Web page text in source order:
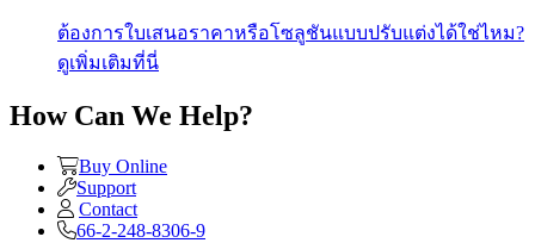
ต้องการใบเสนอราคาหรือโซลูชันแบบปรับแต่งได้ใช่ไหม?
ดูเพิ่มเติมที่นี่
How Can We Help?
Buy Online
Support
Contact
66-2-248-8306-9